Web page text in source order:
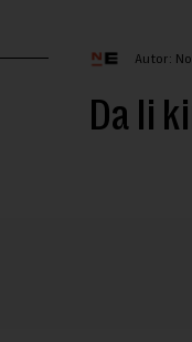
Autor:
Da li